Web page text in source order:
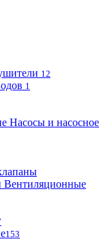
12
1
Насосы и насосное
Вентиляционные
153